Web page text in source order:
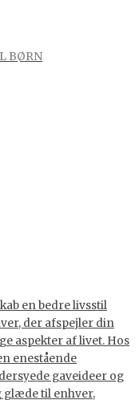
BØRN
en bedre livsstil
der afspejler din
aspekter af livet. Hos
enestående
gaveideer og
glæde til enhver,